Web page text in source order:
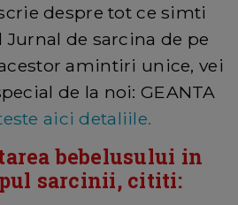
despre tot ce simti
de sarcina de pe
amintiri unice, vei
de la noi: GEANTA
aici detaliile.
bebelusului in
sarcinii, cititi: